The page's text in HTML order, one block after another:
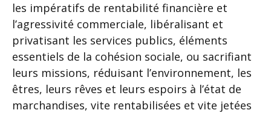
les impératifs de rentabilité financière et
l’agressivité commerciale, libéralisant et
privatisant les services publics, éléments
essentiels de la cohésion sociale, ou sacrifiant
leurs missions, réduisant l’environnement, les
êtres, leurs rêves et leurs espoirs à l’état de
marchandises, vite rentabilisées et vite jetées